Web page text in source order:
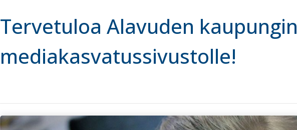
Tervetuloa Alavuden kaupungin
mediakasvatussivustolle!